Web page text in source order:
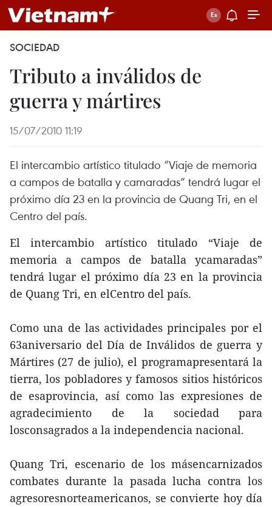
SOCIEDAD
Tributo a inválidos de
guerra y mártires
15/07/2010 11:19
El intercambio artístico titulado “Viaje de memoria
a campos de batalla y camaradas” tendrá lugar el
próximo día 23 en la provincia de Quang Tri, en el
Centro del país.
El intercambio artístico titulado “Viaje de
memoria a campos de batalla ycamaradas”
tendrá lugar el próximo día 23 en la provincia
de Quang Tri, en elCentro del país.
Como una de las actividades principales por el
63aniversario del Día de Inválidos de guerra y
Mártires (27 de julio), el programapresentará la
tierra, los pobladores y famosos sitios históricos
de esaprovincia, así como las expresiones de
agradecimiento de la sociedad para
losconsagrados a la independencia nacional.
Quang Tri, escenario de los másencarnizados
combates durante la pasada lucha contra los
agresoresnorteamericanos, se convierte hoy día